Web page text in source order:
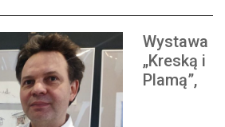
Wystawa
„Kreską i
Plamą”,